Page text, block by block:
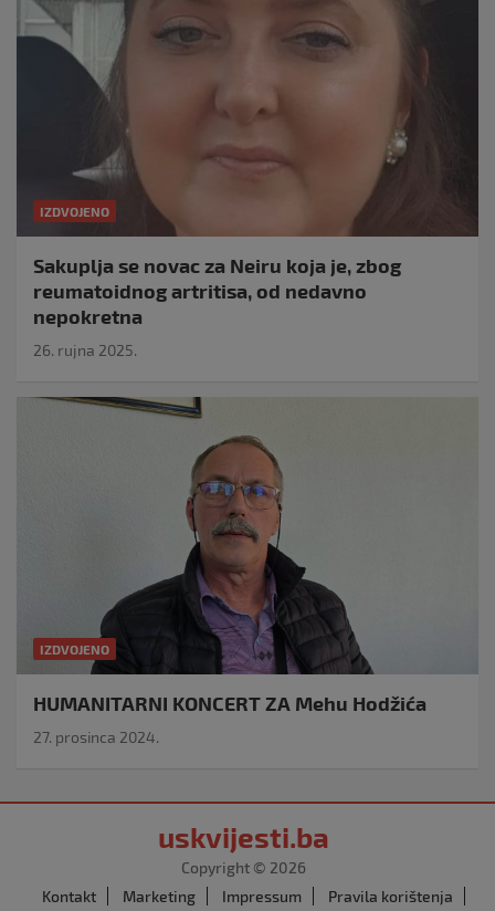
IZDVOJENO
Sakuplja se novac za Neiru koja je, zbog
reumatoidnog artritisa, od nedavno
nepokretna
26. rujna 2025.
IZDVOJENO
HUMANITARNI KONCERT ZA Mehu Hodžića
27. prosinca 2024.
uskvijesti.ba
Copyright © 2026
Kontakt
Marketing Impressum
Pravila korištenja